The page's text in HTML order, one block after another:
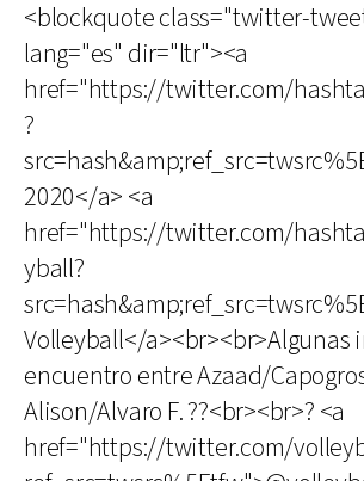
<blockquote class="twitter-
lang="es" dir="ltr"><a
href="https://twitter.com/
?
2020</a> <a
href="https://twitter.com/
yball?
Volleyball</a><br><br>Algunas
encuentro entre Azaad/
Alison/Alvaro F. ??<br><br>? <a
href="https://twitter.com/